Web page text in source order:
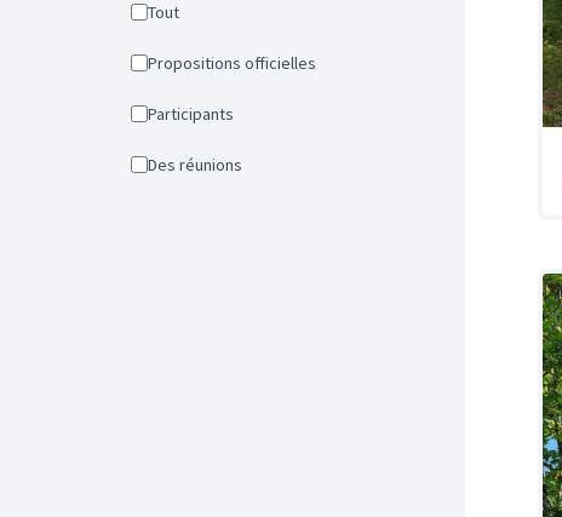
Tout
Propositions officielles
Participants
Des réunions